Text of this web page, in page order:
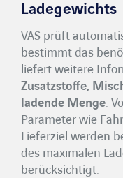
Ladegewichts
VAS prüft
bestimmt das
liefert weitere
Zusatzstoffe,
ladende Menge.
Parameter wie
Lieferziel werden
des maximalen
berücksichtigt.